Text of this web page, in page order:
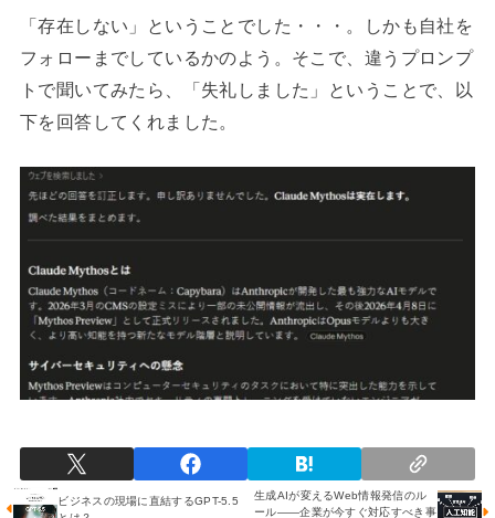
「存在しない」ということでした・・・。しかも自社を
フォローまでしているかのよう。そこで、違うプロンプ
トで聞いてみたら、「失礼しました」ということで、以
下を回答してくれました。
ビジネスの現場に直結するGPT-5.5
生成AIが変えるWeb情報発信のル
ール――企業が今すぐ対応すべき事